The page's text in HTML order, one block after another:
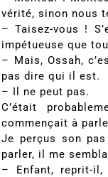
vérité, sinon nous
– Taisez-vous !
impétueuse que
– Mais, Ossah,
pas dire qui il est.
– Il ne peut pas.
C’était
commençait à
Je perçus son
parler, il me
– Enfant, reprit-